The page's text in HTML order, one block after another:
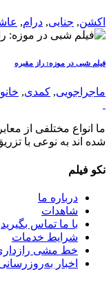
اکشن, جنایی, درام,
فیلم شبی در موزه: راز مقبره
ماجراجویی, کمدی,
ما انواع مختلفی از
شده اند به نوعی با
نکو فیلم
درباره ما
شاهدات
با ما تماس بگیرید
شرایط خدمات
خط مشی
اخبار